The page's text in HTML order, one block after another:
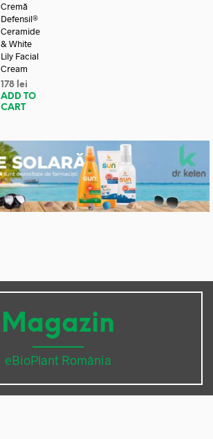
Cremă
Defensil®
Ceramide
& White
Lily Facial
Cream
178 lei
ADD TO
CART
Magazin
eBioPlant România